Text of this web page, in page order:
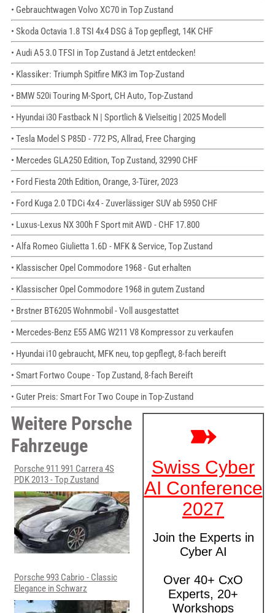
• Gebrauchtwagen Volvo XC70 in Top Zustand
• Skoda Octavia 1.8 TSI 4x4 DSG â Top gepflegt, 14K CHF
• Audi A5 3.0 TFSI in Top Zustand â Jetzt entdecken!
• Klassiker: Triumph Spitfire MK3 im Top-Zustand
• BMW 520i Touring M-Sport, CH Auto, Top-Zustand
• Hyundai i30 Fastback N | Sportlich & Vielseitig | 2025 Modell
• Tesla Model S P85D - 772 PS, Allrad, Free Charging
• Mercedes GLA250 Edition, Top Zustand, 32990 CHF
• Ford Fiesta 20th Edition, Orange, 3-Türer, 2023
• Ford Kuga 2.0 TDCi 4x4 - Zuverlässiger SUV ab 5950 CHF
• Luxus-Lexus NX 300h F Sport mit AWD - CHF 17.800
• Alfa Romeo Giulietta 1.6D - MFK & Service, Top Zustand
• Klassischer Opel Commodore 1968 - Gut erhalten
• Klassischer Opel Commodore 1968 in gutem Zustand
• Brstner BT6205 Wohnmobil - Voll ausgestattet
• Mercedes-Benz E55 AMG W211 V8 Kompressor zu verkaufen
• Hyundai i10 gebraucht, MFK neu, top gepflegt, 8-fach bereift
• Smart Fortwo Coupe - Top Zustand, 8-fach Bereift
• Guter Preis: Smart For Two Coupe in Top-Zustand
Weitere Porsche
Fahrzeuge
Porsche 911 991 Carrera 4S
PDK 2013 - Top Zustand
Porsche 993 Cabrio - Classic
Elegance in Schwarz